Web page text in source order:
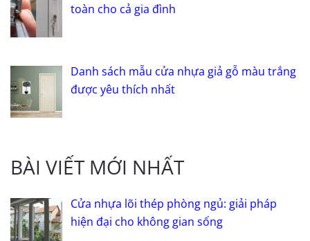
toàn cho cả gia đình
Danh sách mẫu cửa nhựa giả gỗ màu trắng
được yêu thích nhất
BÀI VIẾT MỚI NHẤT
Cửa nhựa lõi thép phòng ngủ: giải pháp
hiện đại cho không gian sống